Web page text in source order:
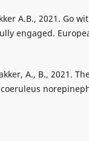
A.B., 2021. Go
engaged.
A., B., 2021.